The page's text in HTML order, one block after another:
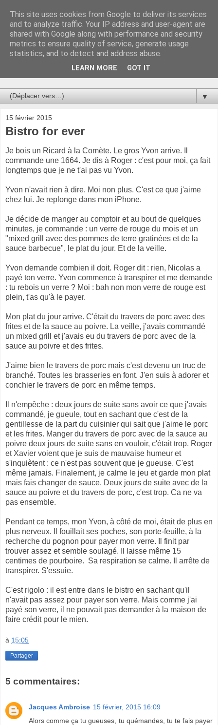
Au bistro !
La connerie étant le seul chemin susceptible de nous faire
entrevoir une parcelle de vérité, utilisons la par des moyens
de communication efficaces. Le temps qu'on remplisse nos
▼
15 février 2015
Bistro for ever
Je bois un Ricard à la Comète. Le gros Yvon arrive. Il
commande une 1664. Je dis à Roger : c'est pour moi, ça fait
longtemps que je ne t'ai pas vu Yvon.
Yvon n'avait rien à dire. Moi non plus. C'est ce que j'aime
chez lui. Je replonge dans mon iPhone.
Je décide de manger au comptoir et au bout de quelques
minutes, je commande : un verre de rouge du mois et un
"mixed grill avec des pommes de terre gratinées et de la
sauce barbecue", le plat du jour. Et de la veille.
Yvon demande combien il doit. Roger dit : rien, Nicolas a
payé ton verre. Yvon commence à transpirer et me demande
: tu rebois un verre ? Moi : bah non mon verre de rouge est
plein, t'as qu'à le payer.
Mon plat du jour arrive. C'était du travers de porc avec des
frites et de la sauce au poivre. La veille, j'avais commandé
un mixed grill et j'avais eu du travers de porc avec de la
sauce au poivre etdes frites.
J'aime bien le travers de porc mais c'est devenu un truc de
branché. Toutes les brasseries en font. J'en suis à adorer et
conchier le travers de porc en même temps.
Il n'empêche : deux jours de suite sans avoir ce que j'avais
commandé, je gueule, tout en sachant que c'est de la
gentillesse de la part du cuisinier qui sait que j'aime le porc
et les frites. Manger du travers de porc avec de la sauce au
poivre deux jours de suite sans en vouloir, c'était trop. Roger
et Xavier voient que je suis de mauvaise humeur et
s'inquiètent : ce n'est pas souvent que je gueuse. C'est
même jamais. Finalement, je calme le jeu et garde mon plat
mais fais changer de sauce. Deux jours de suite avec de la
sauce au poivre et du travers de porc, c'est trop. Ca ne va
pas ensemble.
Pendant ce temps, mon Yvon, à côté de moi, était de plus en
plus nerveux. Il fouillait ses poches, son porte-feuille, à la
recherche du pognon pour payer mon verre. Il finit par
trouver assez et semble soulagé. Il laisse même 15
centimes de pourboire. Sa respiration se calme. Il arrête de
transpirer. S'essuie.
C'est rigolo : il est entre dans le bistro en sachant qu'il
n'avait pas assez pour payer son verre. Mais comme j'ai
payé son verre, il ne pouvait pas demander à la maison de
faire crédit pour le mien.
à 15:05
Partager
5 commentaires:
Jacques Ambroise 15 février, 2015 16:09
Alors comme ça tu gueuses, tu quémandes, tu te fais payer
This site uses cookies from Google to deliver its services
and to analyze traffic. Your IP address and user-agent are
shared with Google along with performance and security
metrics to ensure quality of service, generate usage
statistics, and to detect and address abuse.
LEARN MORE GOT IT